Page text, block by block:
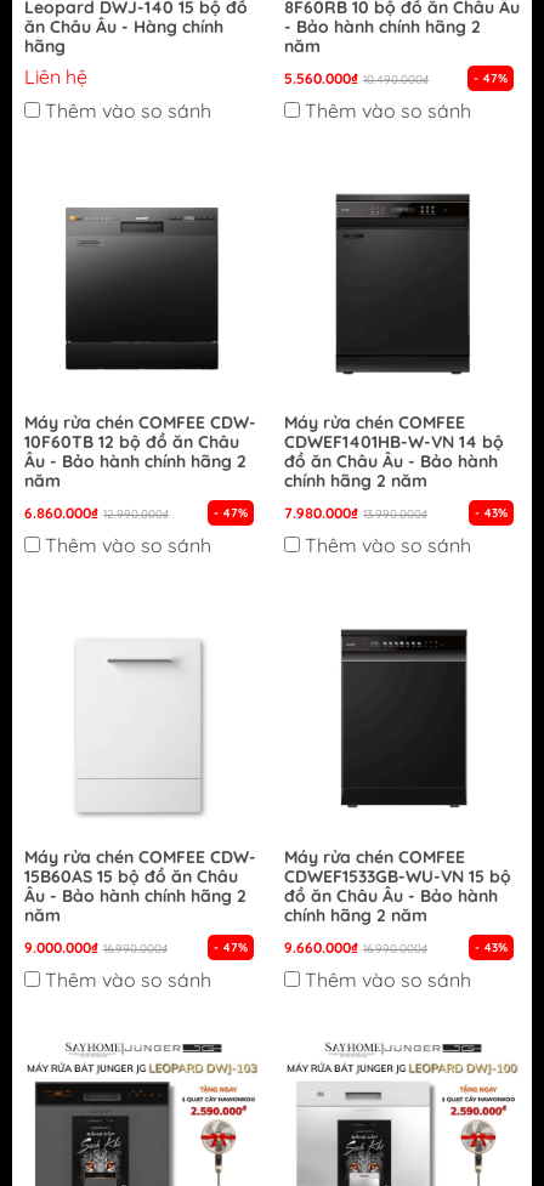
Leopard DWJ-140 15 bộ đồ
ăn Châu Âu - Hàng chính
hãng
Liên hệ
Thêm vào so sánh
8F60RB 10 bộ đồ ăn Châu Âu
- Bảo hành chính hãng 2
năm
5.560.000₫ 10.490.000₫ - 47%
Thêm vào so sánh
Máy rửa chén COMFEE CDW-
10F60TB 12 bộ đồ ăn Châu
Âu - Bảo hành chính hãng 2
năm
6.860.000₫ 12.990.000₫ - 47%
Thêm vào so sánh
Máy rửa chén COMFEE
CDWEF1401HB-W-VN 14 bộ
đồ ăn Châu Âu - Bảo hành
chính hãng 2 năm
7.980.000₫ 13.990.000₫ - 43%
Thêm vào so sánh
Máy rửa chén COMFEE CDW-
15B60AS 15 bộ đồ ăn Châu
Âu - Bảo hành chính hãng 2
năm
9.000.000₫ 16.990.000₫ - 47%
Thêm vào so sánh
Máy rửa chén COMFEE
CDWEF1533GB-WU-VN 15 bộ
đồ ăn Châu Âu - Bảo hành
chính hãng 2 năm
9.660.000₫ 16.990.000₫ - 43%
Thêm vào so sánh